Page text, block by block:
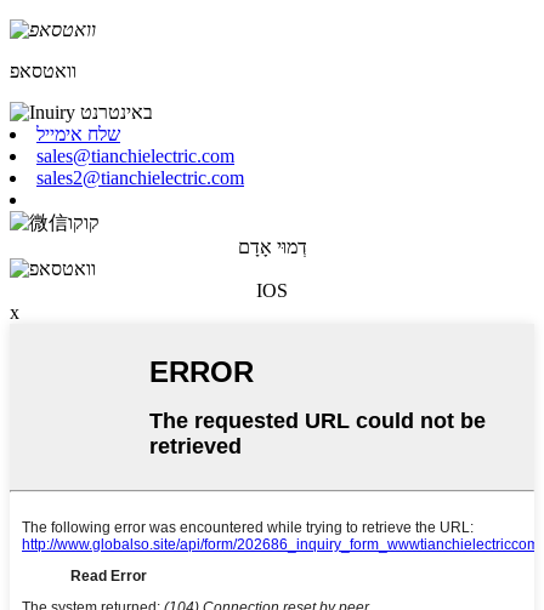
וואטסאפ
שלח אימייל
sales@tianchielectric.com
sales2@tianchielectric.com
דְמוּי אָדָם
IOS
x